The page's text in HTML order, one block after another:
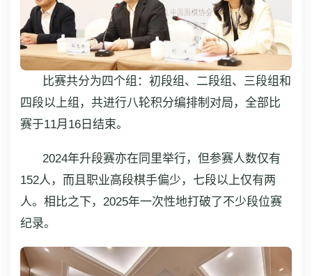
比赛共分为四个组：初段组、二段组、三段组和
四段以上组，共进行八轮积分编排制对局，全部比
赛于11月16日结束。
2024年升段赛亦在同里举行，但参赛人数仅有
152人，而且职业高段棋手偏少，七段以上仅有两
人。相比之下，2025年一次性地打破了不少段位赛
纪录。